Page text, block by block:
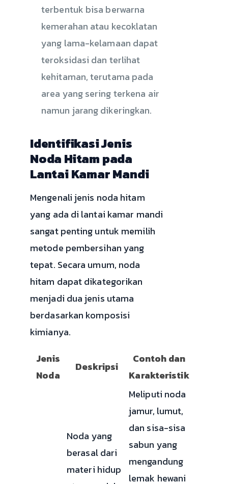
terbentuk bisa berwarna
kemerahan atau kecoklatan
yang lama-kelamaan dapat
teroksidasi dan terlihat
kehitaman, terutama pada
area yang sering terkena air
namun jarang dikeringkan.
Identifikasi Jenis
Noda Hitam pada
Lantai Kamar Mandi
Mengenali jenis noda hitam
yang ada di lantai kamar mandi
sangat penting untuk memilih
metode pembersihan yang
tepat. Secara umum, noda
hitam dapat dikategorikan
menjadi dua jenis utama
berdasarkan komposisi
kimianya.
Jenis
Noda
Deskripsi
Contoh dan
Karakteristik
Noda yang
berasal dari
materi hidup
Meliputi noda
jamur, lumut,
dan sisa-sisa
sabun yang
mengandung
lemak hewani